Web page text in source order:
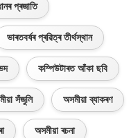
প্ৰজাতি
ভাৰতবৰ্ষৰ প্ৰৱিত্ৰ তীৰ্থস্থান
কম্পিউটাৰত আঁকা ছবি
সঁজুলি অসমীয়া ব্যাকৰণ
অসমীয়া ৰচনা